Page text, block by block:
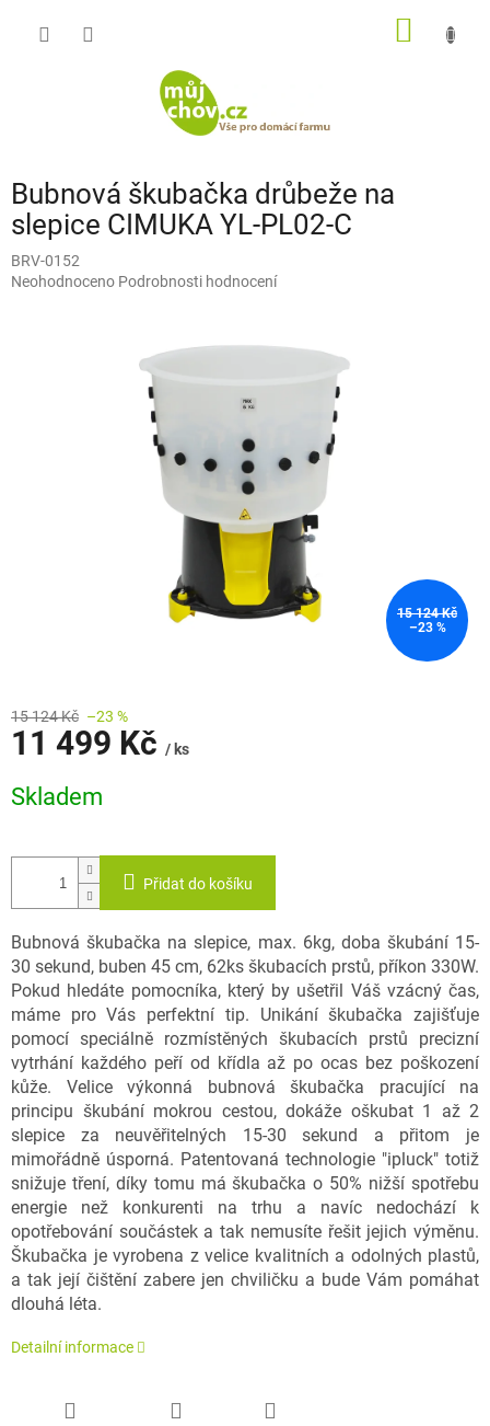
Bubnová škubačka drůbeže na
slepice CIMUKA YL-PL02-C
BRV-0152
Průměrné
Neohodnoceno Podrobnosti hodnocení
15 124 Kč
–23 %
15 124 Kč –23 %
11 499 Kč / ks
cena:
Skladem
Přidat do košíku
Bubnová škubačka na slepice, max. 6kg, doba škubání 15-
30 sekund, buben 45 cm, 62ks škubacích prstů, příkon 330W.
Pokud hledáte pomocníka, který by ušetřil Váš vzácný čas,
máme pro Vás perfektní tip. Unikání škubačka zajišťuje
pomocí speciálně rozmístěných škubacích prstů precizní
vytrhání každého peří od křídla až po ocas bez poškození
kůže. Velice výkonná bubnová škubačka pracující na
principu škubání mokrou cestou, dokáže oškubat 1 až 2
slepice za neuvěřitelných 15-30 sekund a přitom je
mimořádně úsporná. Patentovaná technologie "ipluck" totiž
snižuje tření, díky tomu má škubačka o 50% nižší spotřebu
energie než konkurenti na trhu a navíc nedochází k
opotřebování součástek a tak nemusíte řešit jejich výměnu.
Škubačka je vyrobena z velice kvalitních a odolných plastů,
a tak její čištění zabere jen chviličku a bude Vám pomáhat
dlouhá léta.
Detailní informace